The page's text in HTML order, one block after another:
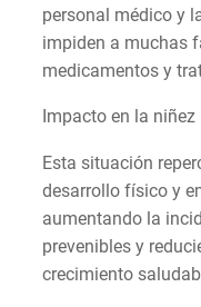
personal médico y
impiden a muchas
medicamentos y
Impacto en la niñez
Esta situación
desarrollo físico y
aumentando la
prevenibles y
crecimiento